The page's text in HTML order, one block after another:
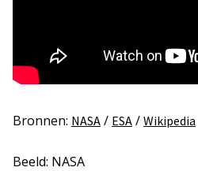
Bronnen: NASA / ESA / Wikipedia
Beeld: NASA